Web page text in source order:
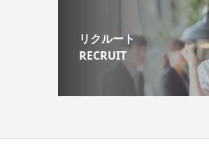
リクルート
RECRUIT